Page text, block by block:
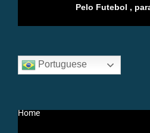
Pelo Futebol ,
Portuguese
Home